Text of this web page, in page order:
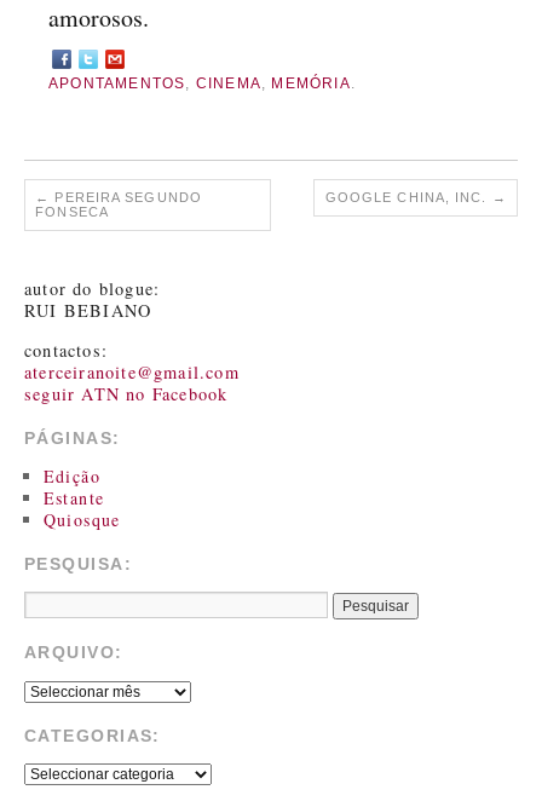
amorosos.
APONTAMENTOS, CINEMA, MEMÓRIA.
←
PEREIRA SEGUNDO
FONSECA
GOOGLE CHINA, INC. →
autor do blogue:
RUI BEBIANO
contactos:
aterceiranoite@gmail.com
seguir ATN no Facebook
PÁGINAS:
Edição
Estante
Quiosque
PESQUISA:
ARQUIVO:
CATEGORIAS: